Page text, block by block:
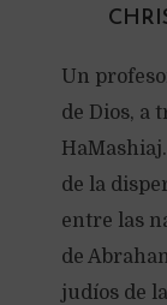
Un
de Dios, a
de la
entre las
de
judíos de